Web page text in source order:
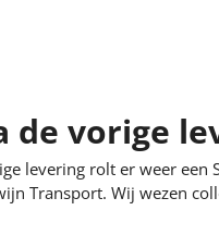
levering rolt er weer een
Transport. Wij wezen